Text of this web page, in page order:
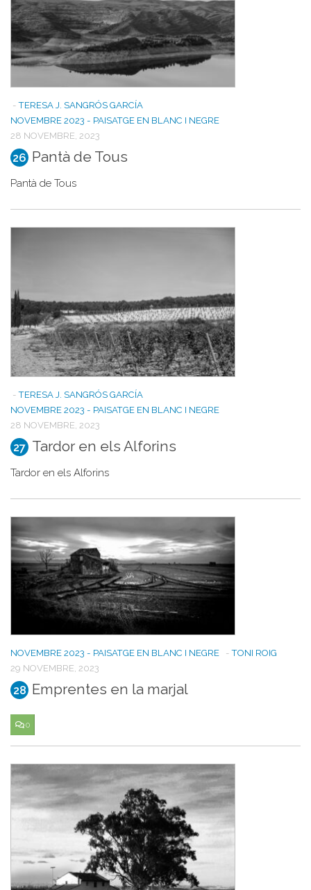
-TERESA J. SANGRÓS GARCÍA
NOVEMBRE 2023 - PAISATGE EN BLANC I NEGRE
28 NOVEMBRE, 2023
26 Pantà de Tous
Pantà de Tous
-TERESA J. SANGRÓS GARCÍA
NOVEMBRE 2023 - PAISATGE EN BLANC I NEGRE
28 NOVEMBRE, 2023
27 Tardor en els Alforins
Tardor en els Alforins
-TONI ROIG
NOVEMBRE 2023 - PAISATGE EN BLANC I NEGRE
29 NOVEMBRE, 2023
28 Emprentes en la marjal
0